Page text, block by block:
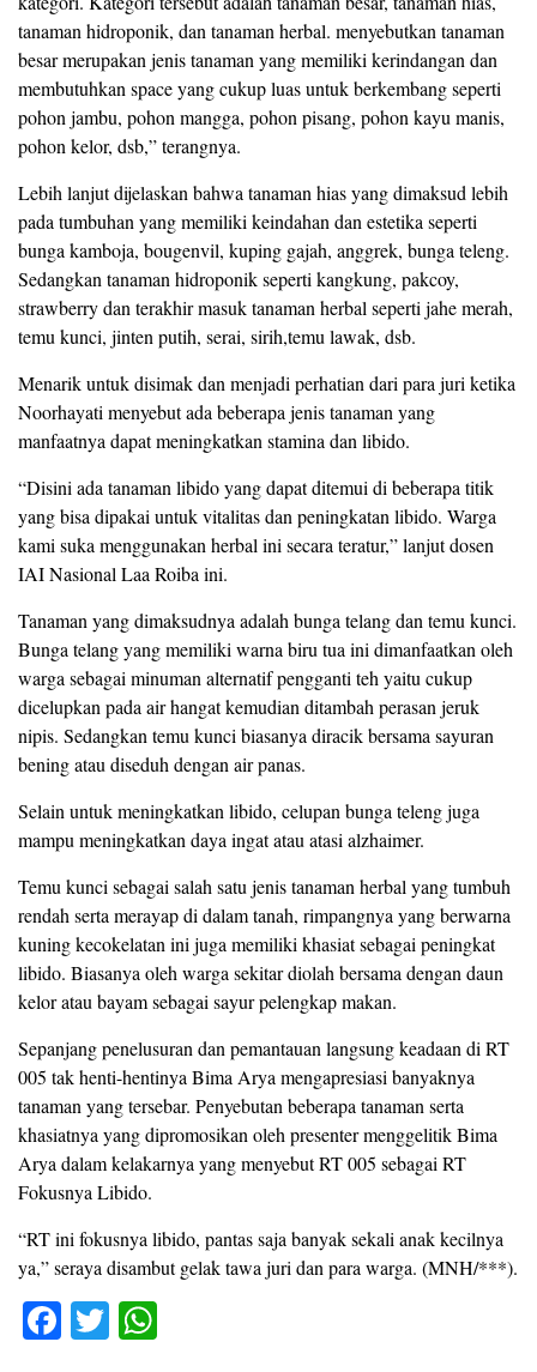
tanaman hidroponik, dan tanaman herbal. menyebutkan tanaman
besar merupakan jenis tanaman yang memiliki kerindangan dan
membutuhkan space yang cukup luas untuk berkembang seperti
pohon jambu, pohon mangga, pohon pisang, pohon kayu manis,
pohon kelor, dsb,” terangnya.
Lebih lanjut dijelaskan bahwa tanaman hias yang dimaksud lebih
pada tumbuhan yang memiliki keindahan dan estetika seperti
bunga kamboja, bougenvil, kuping gajah, anggrek, bunga teleng.
Sedangkan tanaman hidroponik seperti kangkung, pakcoy,
strawberry dan terakhir masuk tanaman herbal seperti jahe merah,
temu kunci, jinten putih, serai, sirih,temu lawak, dsb.
Menarik untuk disimak dan menjadi perhatian dari para juri ketika
Noorhayati menyebut ada beberapa jenis tanaman yang
manfaatnya dapat meningkatkan stamina dan libido.
“Disini ada tanaman libido yang dapat ditemui di beberapa titik
yang bisa dipakai untuk vitalitas dan peningkatan libido. Warga
kami suka menggunakan herbal ini secara teratur,” lanjut dosen
IAI Nasional Laa Roiba ini.
Tanaman yang dimaksudnya adalah bunga telang dan temu kunci.
Bunga telang yang memiliki warna biru tua ini dimanfaatkan oleh
warga sebagai minuman alternatif pengganti teh yaitu cukup
dicelupkan pada air hangat kemudian ditambah perasan jeruk
nipis. Sedangkan temu kunci biasanya diracik bersama sayuran
bening atau diseduh dengan air panas.
Selain untuk meningkatkan libido, celupan bunga teleng juga
mampu meningkatkan daya ingat atau atasi alzhaimer.
Temu kunci sebagai salah satu jenis tanaman herbal yang tumbuh
rendah serta merayap di dalam tanah, rimpangnya yang berwarna
kuning kecokelatan ini juga memiliki khasiat sebagai peningkat
libido. Biasanya oleh warga sekitar diolah bersama dengan daun
kelor atau bayam sebagai sayur pelengkap makan.
Sepanjang penelusuran dan pemantauan langsung keadaan di RT
005 tak henti-hentinya Bima Arya mengapresiasi banyaknya
tanaman yang tersebar. Penyebutan beberapa tanaman serta
khasiatnya yang dipromosikan oleh presenter menggelitik Bima
Arya dalam kelakarnya yang menyebut RT 005 sebagai RT
Fokusnya Libido.
“RT ini fokusnya libido, pantas saja banyak sekali anak kecilnya
ya,” seraya disambut gelak tawa juri dan para warga. (MNH/***).
F
T